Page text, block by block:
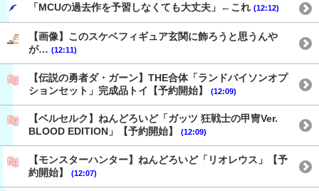
「MCUの過去作を予習しなくても大丈夫」←これ (12:12)
【画像】このスケベフィギュア玄関に飾ろうと思うんや
が… (12:11)
【伝説の勇者ダ・ガーン】THE合体「ランドバイソンオプ
ションセット」完成品トイ【予約開始】
(12:09)
【ベルセルク】ねんどろいど「ガッツ 狂戦士の甲冑Ver.
BLOOD EDITION」【予約開始】
(12:09)
【モンスターハンター】ねんどろいど「リオレウス」【予
約開始】
(12:07)